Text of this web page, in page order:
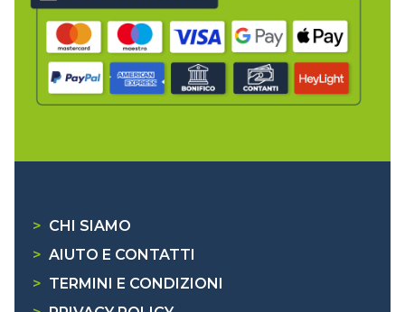
> CHI SIAMO
> AIUTO E CONTATTI
> TERMINI E CONDIZIONI